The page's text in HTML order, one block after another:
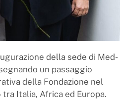
della sede di Med-
un passaggio
della Fondazione nel
Italia, Africa ed Europa.